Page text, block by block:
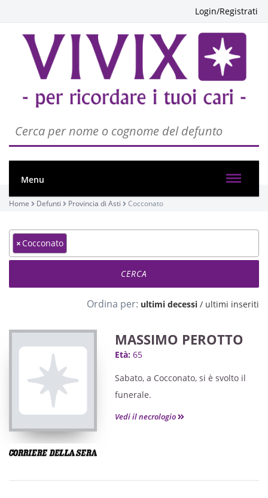
Login/Registrati
Menu
Home Defunti Provincia di Asti Cocconato
×Cocconato
Ordina per: ultimi decessi / ultimi inseriti
MASSIMO PEROTTO
Età: 65
Sabato, a Cocconato, si è svolto il
funerale.
Vedi il necrologio